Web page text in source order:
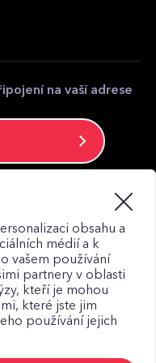
na vaší adrese
obsahu a
médií a k
vašem používání
partnery v oblasti
kteří je mohou
které jste jim
používání jejich